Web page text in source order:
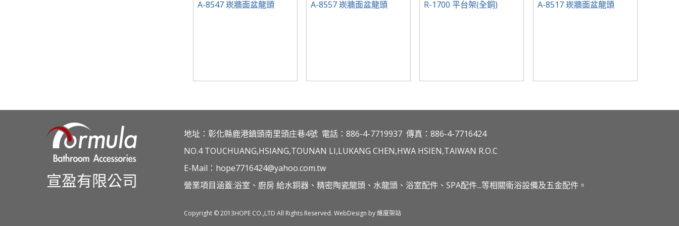
A-8547 崁牆面盆龍頭 A-8557 崁牆面盆龍頭 R-1700 平台架(全銅) A-8517 崁牆面盆龍頭
宣盈有限公司
地址：彰化縣鹿港鎮頭南里頭庄巷4號 電話：886-4-7719937 傳真：886-4-7716424
NO.4 TOUCHUANG,HSIANG,TOUNAN LI,LUKANG CHEN,HWA HSIEN,TAIWAN R.O.C
E-Mail：hope7716424@yahoo.com.tw
營業項目涵蓋:浴室、廚房 給水銅器、精密陶瓷龍頭、水龍頭、浴室配件、SPA配件...等相關衛浴設備及五金配件。
Copyright © 2013HOPE CO.,LTD All Rights Reserved. WebDesign by 維度架站